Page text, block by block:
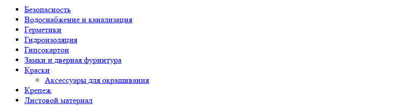
Безопасность
Водоснабжение и канализация
Герметики
Гидроизоляция
Гипсокартон
Замки и дверная фурнитура
Краски
Аксессуары для окрашивания
Крепеж
Листовой материал